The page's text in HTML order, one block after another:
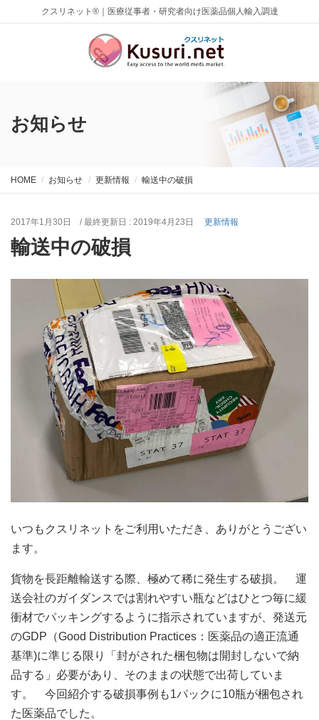
クスリネット®｜医療従事者・研究者向け医薬品個人輸入調達
お知らせ
HOME お知らせ 更新情報 輸送中の破損
2017年1月30日 / 最終更新日 : 2019年4月23日 更新情報
輸送中の破損
いつもクスリネットをご利用いただき、ありがとうござい
ます。
貨物を長距離輸送する際、極めて稀に発生する破損。 運
送会社のガイダンスでは割れやすい瓶などはひとつ毎に緩
衝材でパッキングするように指示されていますが、発送元
のGDP（Good Distribution Practices：医薬品の適正流通
基準)に準じる限り「封がされた梱包物は開封しないで納
品する」必要があり、そのままの状態で出荷していま
す。 今回紹介する破損事例も1パックに10瓶が梱包され
た医薬品でした。